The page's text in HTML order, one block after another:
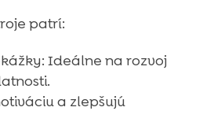
patrí:
Ideálne na rozvoj
a zlepšujú